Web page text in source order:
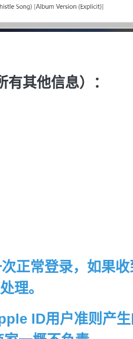
有其他信息）
：
正常登录，如果
理。
ID用户准则产